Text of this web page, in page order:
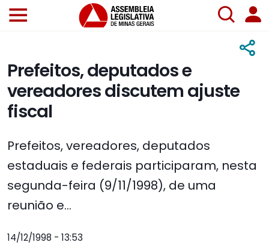
Prefeitos, deputados e
vereadores discutem ajuste
fiscal
Prefeitos, vereadores, deputados
estaduais e federais participaram, nesta
segunda-feira (9/11/1998), de uma
reunião e...
14/12/1998 - 13:53